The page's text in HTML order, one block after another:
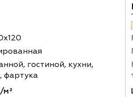
гостиной, кухни,
фартука
м²